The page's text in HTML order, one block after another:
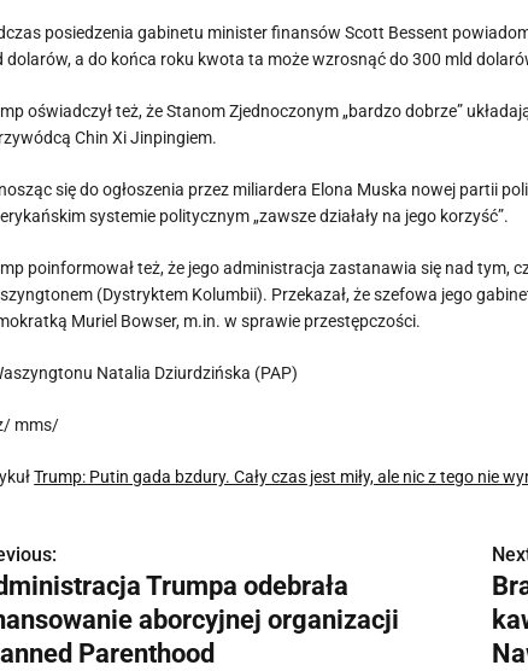
posiedzenia gabinetu minister finansów Scott Bessent
dolarów, a do końca roku kwota ta może wzrosnąć do 300 mld
oświadczył też, że Stanom Zjednoczonym „bardzo dobrze”
Chin Xi Jinpingiem.
się do ogłoszenia przez miliardera Elona Muska nowej partii
systemie politycznym „zawsze działały na jego korzyść”.
poinformował też, że jego administracja zastanawia się nad tym,
(Dystryktem Kolumbii). Przekazał, że szefowa jego
Muriel Bowser, m.in. w sprawie przestępczości.
Natalia Dziurdzińska (PAP)
mms/
Trump: Putin gada bzdury. Cały czas jest miły, ale nic z tego nie
Trumpa odebrała
aborcyjnej organizacji
Parenthood